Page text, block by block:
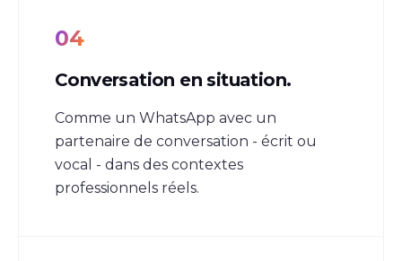
04
Conversation en situation.
Comme un WhatsApp avec un
partenaire de conversation - écrit ou
vocal - dans des contextes
professionnels réels.